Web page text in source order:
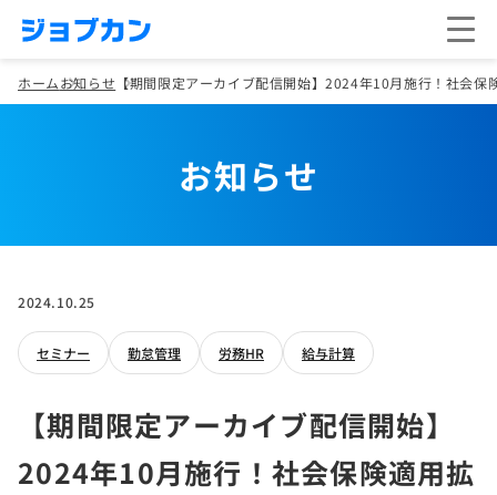
ホームお知らせ 【期間限定アーカイブ配信開始】2024年10月施行！社会
お知らせ
2024.10.25
セミナー 勤怠管理 労務HR 給与計算
【期間限定アーカイブ配信開始】
2024年10月施行！社会保険適用拡